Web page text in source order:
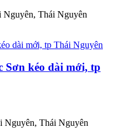
Thái Nguyên
Sơn kéo dài mới, tp
Nguyên, Thái Nguyên